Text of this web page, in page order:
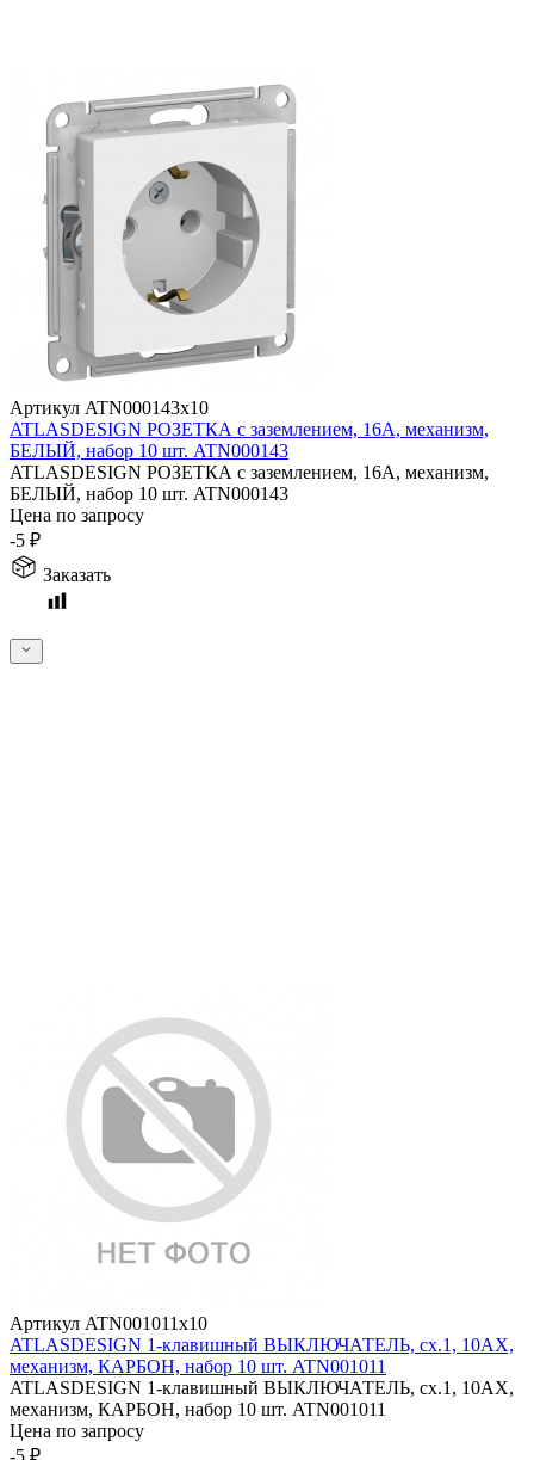
Артикул ATN000143x10
ATLASDESIGN РОЗЕТКА с заземлением, 16А, механизм,
БЕЛЫЙ, набор 10 шт. ATN000143
ATLASDESIGN РОЗЕТКА с заземлением, 16А, механизм,
БЕЛЫЙ, набор 10 шт. ATN000143
Цена по запросу
-5 ₽
Заказать
Артикул ATN001011x10
ATLASDESIGN 1-клавишный ВЫКЛЮЧАТЕЛЬ, сх.1, 10АХ,
механизм, КАРБОН, набор 10 шт. ATN001011
ATLASDESIGN 1-клавишный ВЫКЛЮЧАТЕЛЬ, сх.1, 10АХ,
механизм, КАРБОН, набор 10 шт. ATN001011
Цена по запросу
-5 ₽